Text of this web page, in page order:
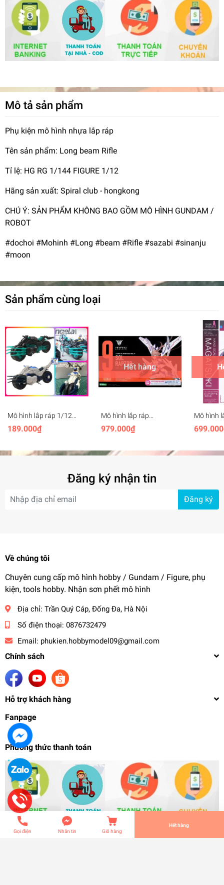
Mô tả sản phẩm
Phụ kiện mô hình nhựa lắp ráp
Tên sản phẩm: Long beam Rifle
Tỉ lệ: HG RG 1/144 FIGURE 1/12
Hãng sản xuất: Spiral club - hongkong
CHÚ Ý: SẢN PHẨM KHÔNG BAO GỒM MÔ HÌNH GUNDAM /
ROBOT
#dochoi #Mohinh #Long #beam #Rifle #sazabi #sinanju
#moon
Sản phẩm cùng loại
Mô hình lắp ráp 1/12
Motorcycle Monomer
Machine Girl
189.000₫
Hết hàng
Mô hình lắp ráp
Kotobukiya SOL Raptor
Megami Device 9 KP475
979.000₫
Mô hình
Đăng ký nhận tin
Đăng ký
Về chúng tôi
Chuyên cung cấp mô hình hobby / Gundam / Figure, phụ
kiện, tools hobby. Nhận sơn phết mô hình
Địa chỉ: Trần Quý Cáp, Đống Đa, Hà Nội
Số điện thoại: 0876732479
Email: phukien.hobbymodel09@gmail.com
Chính sách
Hỗ trợ khách hàng
Fanpage
Phương thức thanh toánPhụ kiện lắp ráp Weapon Long beam Rifle cho HG
139.000₫
undefined
Tiến Hành Thanh Toán
Gọi điện Nhắn tin Giỏ hàng
Hết hàng